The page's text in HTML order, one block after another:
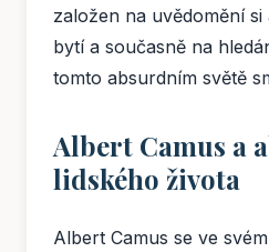
založen na uvědomění
bytí a současně na
tomto absurdním světě
Albert Camus a
lidského života
Albert Camus se ve